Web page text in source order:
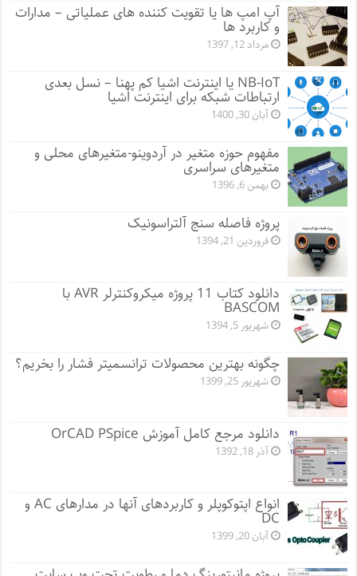
آپ امپ ها یا تقویت کننده های عملیاتی – مدارات
و کاربرد ها
مرداد 12, 1397
NB-IoT یا اینترنت اشیا کم پهنا – نسل بعدی
ارتباطات شبکه برای اینترنت اشیا
آبان 30, 1400
مفهوم حوزه متغیر در آردوینو-متغیرهای محلی و
متغیرهای سراسری
بهمن 6, 1396
پروژه فاصله سنج آلتراسونیک
فروردین 21, 1394
دانلود کتاب 11 پروژه میکروکنترلر AVR با
BASCOM
شهریور 5, 1394
چگونه بهترین محصولات ترانسمیتر فشار را بخریم؟
شهریور 25, 1399
دانلود مرجع کامل آموزش OrCAD PSpice
آذر 18, 1392
انواع اپتوکوپلر و کاربردهای آنها در مدارهای AC و
DC
آبان 20, 1399